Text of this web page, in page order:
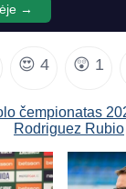
→
😍 4 😲 1
čempionatas
Rodriguez Rubio